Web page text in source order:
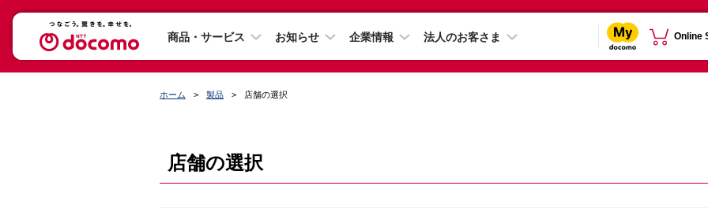
商品・サービス お知らせ 企業情報 法人のお客さま Online
ホーム 製品 店舗の選択
店舗の選択